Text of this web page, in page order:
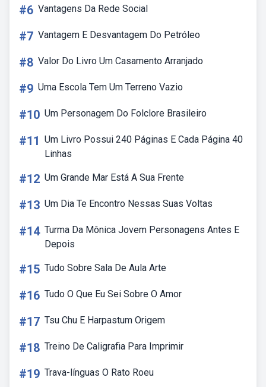
#6 Vantagens Da Rede Social
#7 Vantagem E Desvantagem Do Petróleo
#8 Valor Do Livro Um Casamento Arranjado
#9 Uma Escola Tem Um Terreno Vazio
#10 Um Personagem Do Folclore Brasileiro
#11 Um Livro Possui 240 Páginas E Cada Página 40
Linhas
#12 Um Grande Mar Está A Sua Frente
#13 Um Dia Te Encontro Nessas Suas Voltas
#14 Turma Da Mônica Jovem Personagens Antes E
Depois
#15 Tudo Sobre Sala De Aula Arte
#16 Tudo O Que Eu Sei Sobre O Amor
#17 Tsu Chu E Harpastum Origem
#18 Treino De Caligrafia Para Imprimir
#19 Trava-línguas O Rato Roeu